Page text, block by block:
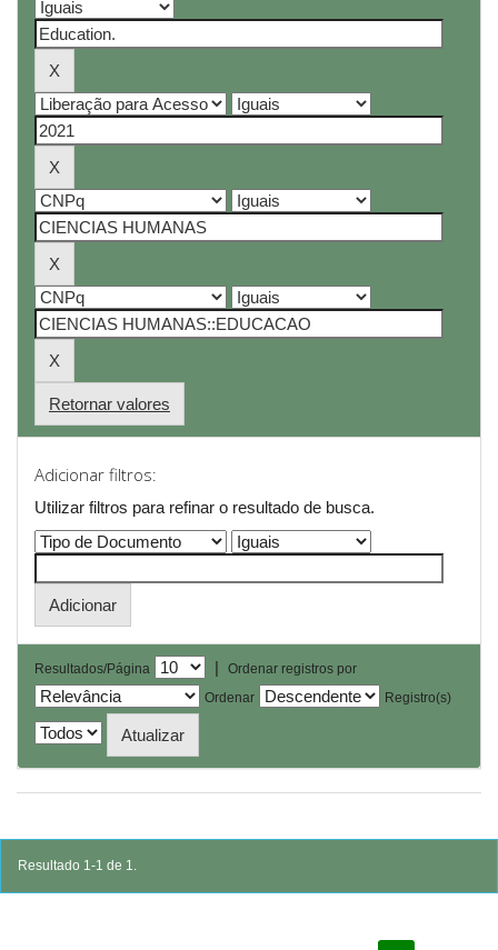
Retornar valores
Adicionar filtros:
Utilizar filtros para refinar o resultado de busca.
Resultados/Página |
Ordenar registros por
Ordenar
Registro(s)
Resultado 1-1 de 1.